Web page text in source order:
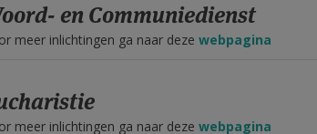
en Communiedienst
meer inlichtingen ga naar dezewebpagina
meer inlichtingen ga naar dezewebpagina